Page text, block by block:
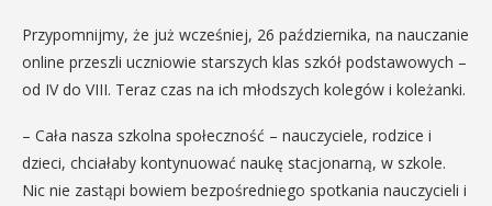
Przypomnijmy, że już wcześniej, 26 października, na nauczanie
online przeszli uczniowie starszych klas szkół podstawowych –
od IV do VIII. Teraz czas na ich młodszych kolegów i koleżanki.
– Cała nasza szkolna społeczność – nauczyciele, rodzice i
dzieci, chciałaby kontynuować naukę stacjonarną, w szkole.
Nic nie zastąpi bowiem bezpośredniego spotkania nauczycieli i